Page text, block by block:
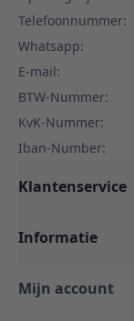
Telefoonnummer:
Whatsapp:
E-mail:
BTW-Nummer:
KvK-Nummer:
Iban-Number:
Klantenservice
Informatie
Mijn account